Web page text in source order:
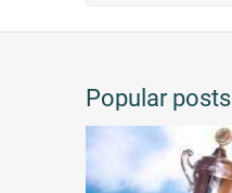
Popular posts